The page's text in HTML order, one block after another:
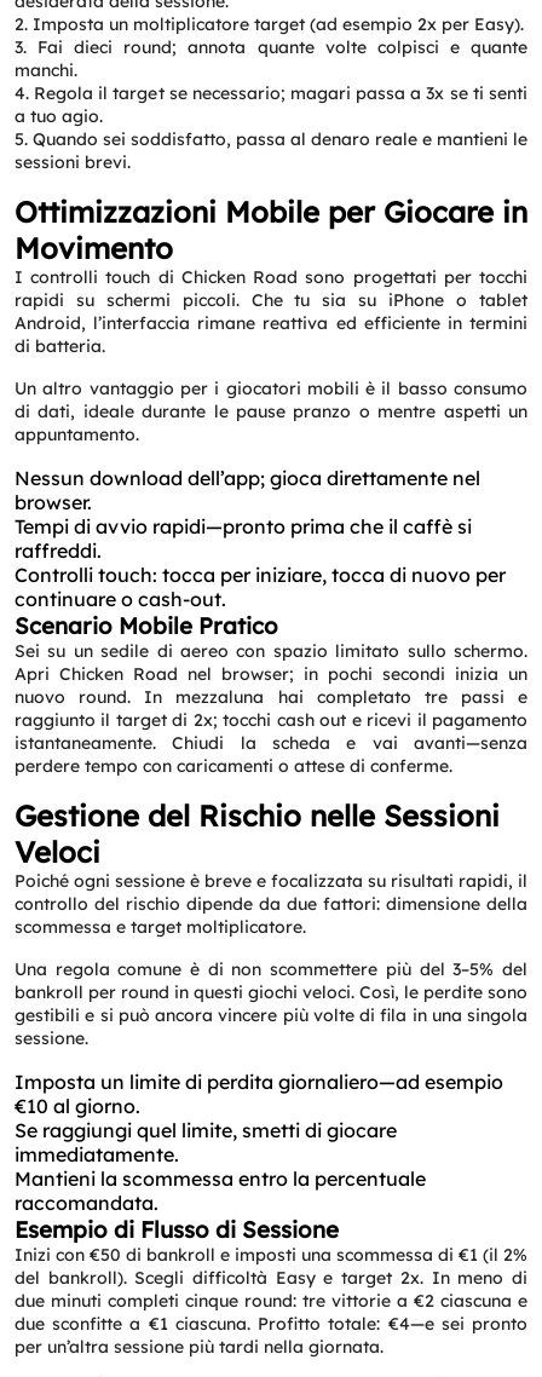
2. Imposta un moltiplicatore target (ad esempio 2x per Easy).
3. Fai dieci round; annota quante volte colpisci e quante
manchi.
4. Regola il target se necessario; magari passa a 3x se ti senti
a tuo agio.
5. Quando sei soddisfatto, passa al denaro reale e mantieni le
sessioni brevi.
Ottimizzazioni Mobile per Giocare in
Movimento
I controlli touch di Chicken Road sono progettati per tocchi
rapidi su schermi piccoli. Che tu sia su iPhone o tablet
Android, l’interfaccia rimane reattiva ed efficiente in termini
di batteria.
Un altro vantaggio per i giocatori mobili è il basso consumo
di dati, ideale durante le pause pranzo o mentre aspetti un
appuntamento.
Nessun download dell’app; gioca direttamente nel
browser.
Tempi di avvio rapidi—pronto prima che il caffè si
raffreddi.
Controlli touch: tocca per iniziare, tocca di nuovo per
continuare o cash-out.
Scenario Mobile Pratico
Sei su un sedile di aereo con spazio limitato sullo schermo.
Apri Chicken Road nel browser; in pochi secondi inizia un
nuovo round. In mezzaluna hai completato tre passi e
raggiunto il target di 2x; tocchi cash out e ricevi il pagamento
istantaneamente. Chiudi la scheda e vai avanti—senza
perdere tempo con caricamenti o attese di conferme.
Gestione del Rischio nelle Sessioni
Veloci
Poiché ogni sessione è breve e focalizzata su risultati rapidi, il
controllo del rischio dipende da due fattori: dimensione della
scommessa e target moltiplicatore.
Una regola comune è di non scommettere più del 3–5% del
bankroll per round in questi giochi veloci. Così, le perdite sono
gestibili e si può ancora vincere più volte di fila in una singola
sessione.
Imposta un limite di perdita giornaliero—ad esempio
€10 al giorno.
Se raggiungi quel limite, smetti di giocare
immediatamente.
Mantieni la scommessa entro la percentuale
raccomandata.
Esempio di Flusso di Sessione
Inizi con €50 di bankroll e imposti una scommessa di €1 (il 2%
del bankroll). Scegli difficoltà Easy e target 2x. In meno di
due minuti completi cinque round: tre vittorie a €2 ciascuna e
due sconfitte a €1 ciascuna. Profitto totale: €4—e sei pronto
per un’altra sessione più tardi nella giornata.